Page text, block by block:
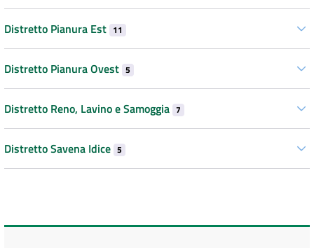
Distretto Pianura Est 11
Distretto Pianura Ovest 5
Distretto Reno, Lavino e Samoggia 7
Distretto Savena Idice 5